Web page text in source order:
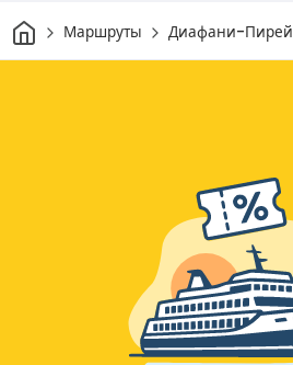
ДомМаршруты Диафани-Пирей